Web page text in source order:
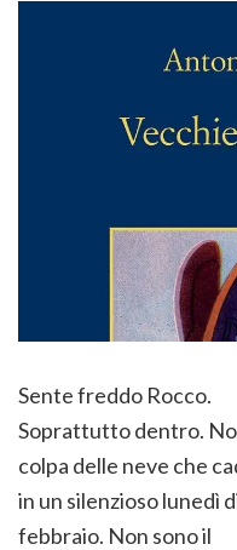
Sente freddo Rocco.
Soprattutto dentro.
colpa delle neve che
in un silenzioso lunedì
febbraio. Non sono il